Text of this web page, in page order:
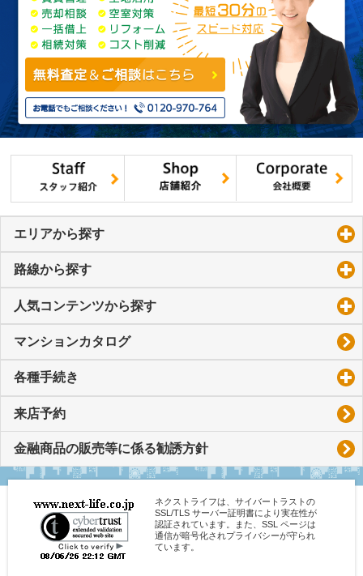
エリアから探す
路線から探す
人気コンテンツから探す
マンションカタログ
各種手続き
来店予約
金融商品の販売等に係る勧誘方針
ネクストライフは、サイバートラストの
SSL/TLS サーバー証明書により実在性が
認証されています。また、SSL ページは
通信が暗号化されプライバシーが守られ
ています。